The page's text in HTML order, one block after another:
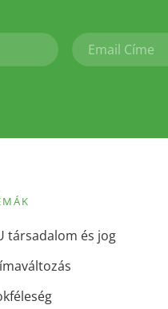
társadalom és jog